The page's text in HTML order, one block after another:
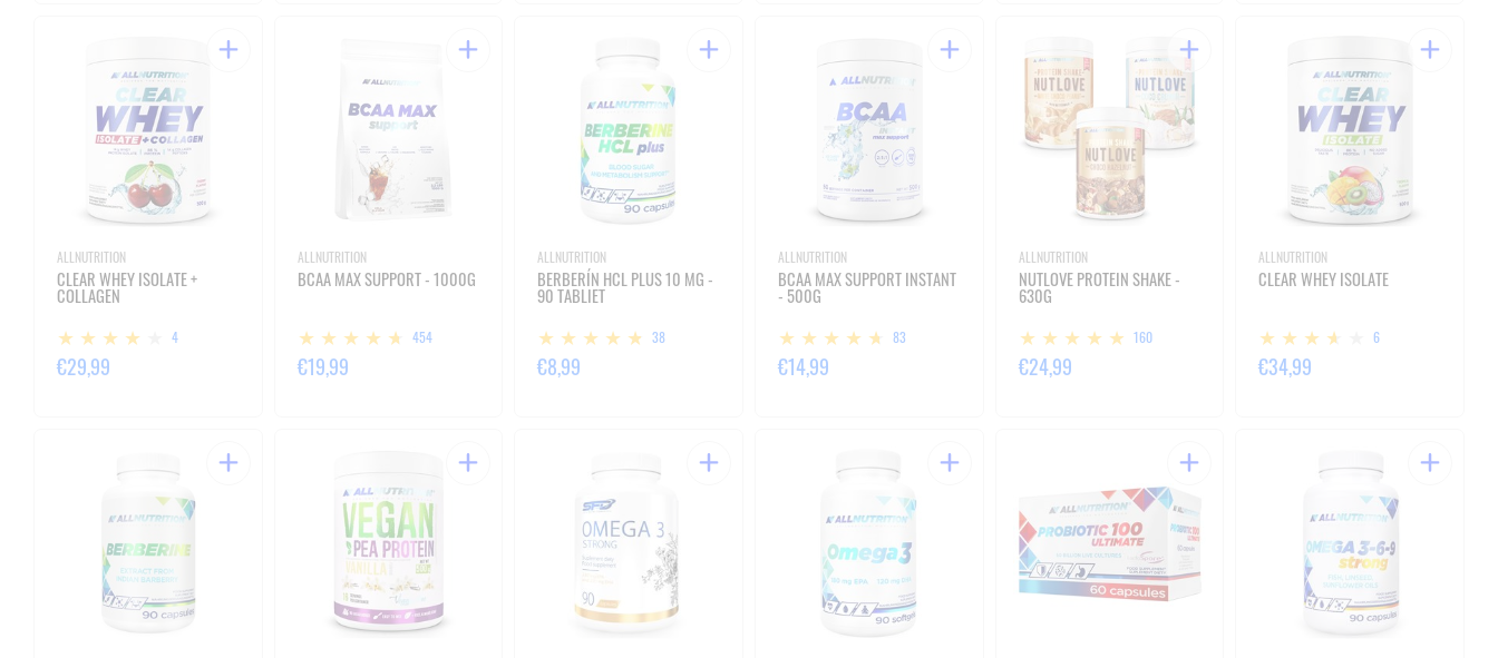
ALLNUTRITION
CLEAR WHEY ISOLATE +
COLLAGEN
4
€29,99
ALLNUTRITION
BCAA MAX SUPPORT - 1000G
454
€19,99
ALLNUTRITION
BERBERÍN HCL PLUS 10 MG -
90 TABLIET
38
€8,99
ALLNUTRITION
BCAA MAX SUPPORT INSTANT
- 500G
83
€14,99
ALLNUTRITION
NUTLOVE PROTEIN SHAKE -
630G
160
€24,99
ALLNUTRITION
CLEAR WHEY ISOLATE
6
€34,99